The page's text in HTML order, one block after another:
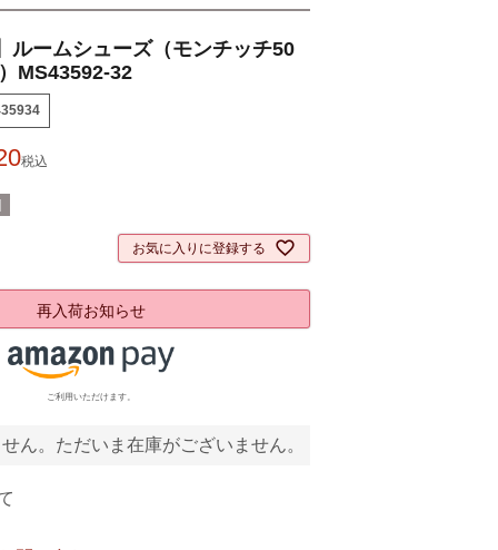
ルームシューズ（モンチッチ50
MS43592-32
税込
お気に入りに登録する
再入荷お知らせ
ご利用いただけます。
ん。ただいま在庫がございません。